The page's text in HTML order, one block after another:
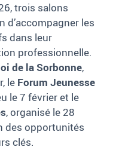
trois salons
d’accompagner les
dans leur
professionnelle.
de la Sorbonne,
le Forum Jeunesse
le 7 février et le
, organisé le 28
des opportunités
clés.